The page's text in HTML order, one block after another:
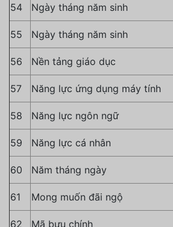
54 Ngày tháng năm sinh
55 Ngày tháng năm sinh
56 Nền tảng giáo dục
57 Năng lực ứng dụng máy tính
58 Năng lực ngôn ngữ
59 Năng lực cá nhân
60 Năm tháng ngày
61 Mong muốn đãi ngộ
62 Mã bưu chính